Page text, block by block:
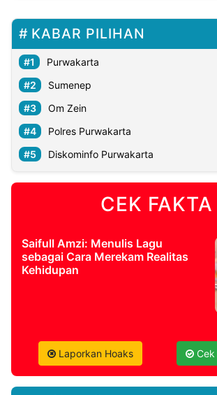
KABAR PILIHAN
Purwakarta
Sumenep
Om Zein
Polres Purwakarta
Diskominfo Purwakarta
CEK FAKTA
Saifull Amzi: Menulis Lagu
sebagai Cara Merekam Realitas
Kehidupan
Laporkan Hoaks Cek